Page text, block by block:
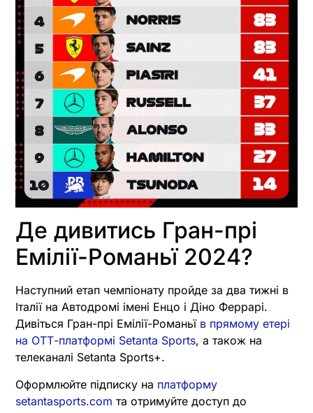
Де дивитись Гран-прі
Емілії-Романьї 2024?
Наступний етап чемпіонату пройде за два тижні в
Італії на Автодромі імені Енцо і Діно Феррарі.
Дивіться Гран-прі Емілії-Романьї в прямому етері
на ОТТ-платформі Setanta Sports, а також на
телеканалі Setanta Sports+.
Оформлюйте підписку на платформу
setantasports.com та отримуйте доступ до